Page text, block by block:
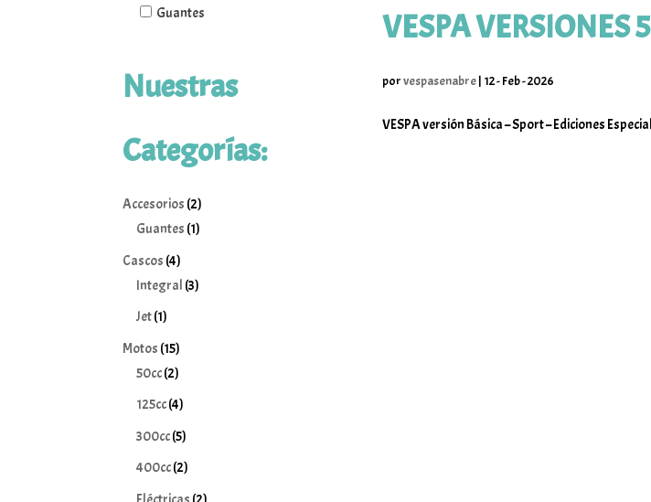
VESPA VERSIONES
porvespasenabre| 12 - Feb - 2026
VESPA versión Básica – Sport – Ediciones
Guantes
Nuestras
Categorías:
Accesorios 22
productos
Guantes 11
Cascos 44
productos
Integral 33
Jet 11
producto
Motos 1515
productos
50cc 22
productos
125cc 44
productos
300cc 55
productos
400cc 22
productos
2